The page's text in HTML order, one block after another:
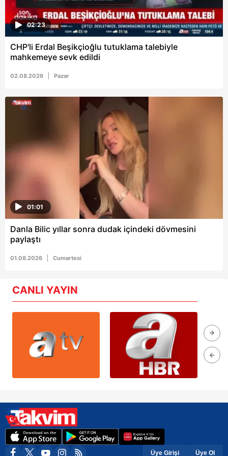
02:23
CHP'li Erdal Beşikçioğlu tutuklama talebiyle
mahkemeye sevk edildi
02.08.2026 Pazar
01:01
Danla Bilic yıllar sonra dudak içindeki dövmesini
paylaştı
01.08.2026 Cumartesi
CANLI YAYIN
Üye Girişi Üye Ol